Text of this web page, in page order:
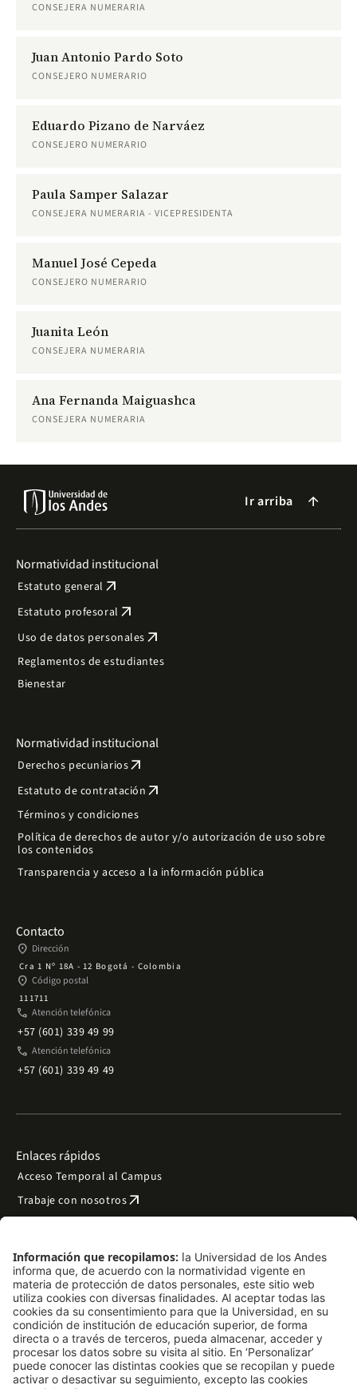
CONSEJERA NUMERARIA
Juan Antonio Pardo Soto
CONSEJERO NUMERARIO
Eduardo Pizano de Narváez
CONSEJERO NUMERARIO
Paula Samper Salazar
CONSEJERA NUMERARIA - VICEPRESIDENTA
Manuel José Cepeda
CONSEJERO NUMERARIO
Juanita León
CONSEJERA NUMERARIA
Ana Fernanda Maiguashca
CONSEJERA NUMERARIA
Ir arriba arrow_forward
Normatividad institucional
Estatuto general arrow_outward
Estatuto profesoral arrow_outward
Uso de datos personales arrow_outward
Reglamentos de estudiantes
Bienestar
Normatividad institucional
Derechos pecuniariosarrow_outward
Estatuto de contratación arrow_outward
Términos y condiciones
Política de derechos de autor y/o autorización de uso sobre
los contenidos
Transparencia y acceso a la información pública
Contacto
place Dirección
Cra 1 Nº 18A - 12 Bogotá - Colombia
place Código postal
111711
phone Atención telefónica
+57 (601) 339 49 99
phone Atención telefónica
+57 (601) 339 49 49
Enlaces rápidos
Acceso Temporal al Campus
Trabaje con nosotrosarrow_outward
Preguntas frecuentes
Filantropía y donacionesarrow_outward
Mapa del sitio arrow_outward
Síguenos
LinkedIn